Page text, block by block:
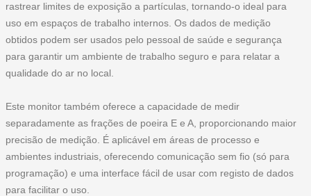
rastrear limites de exposição a partículas, tornando-o ideal para
uso em espaços de trabalho internos. Os dados de medição
obtidos podem ser usados pelo pessoal de saúde e segurança
para garantir um ambiente de trabalho seguro e para relatar a
qualidade do ar no local.
Este monitor também oferece a capacidade de medir
separadamente as frações de poeira E e A, proporcionando maior
precisão de medição. É aplicável em áreas de processo e
ambientes industriais, oferecendo comunicação sem fio (só para
programação) e uma interface fácil de usar com registo de dados
para facilitar o uso.